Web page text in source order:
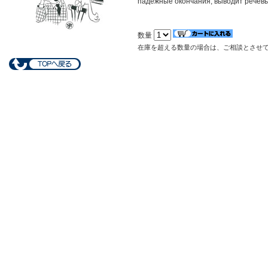
数量
在庫を超える数量の場合は、ご相談とさせ